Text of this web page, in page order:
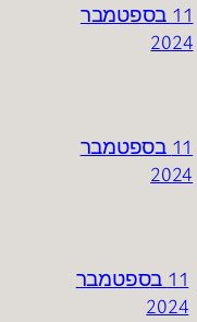
11 בספטמבר
2024
11 בספטמבר
2024
11 בספטמבר
2024